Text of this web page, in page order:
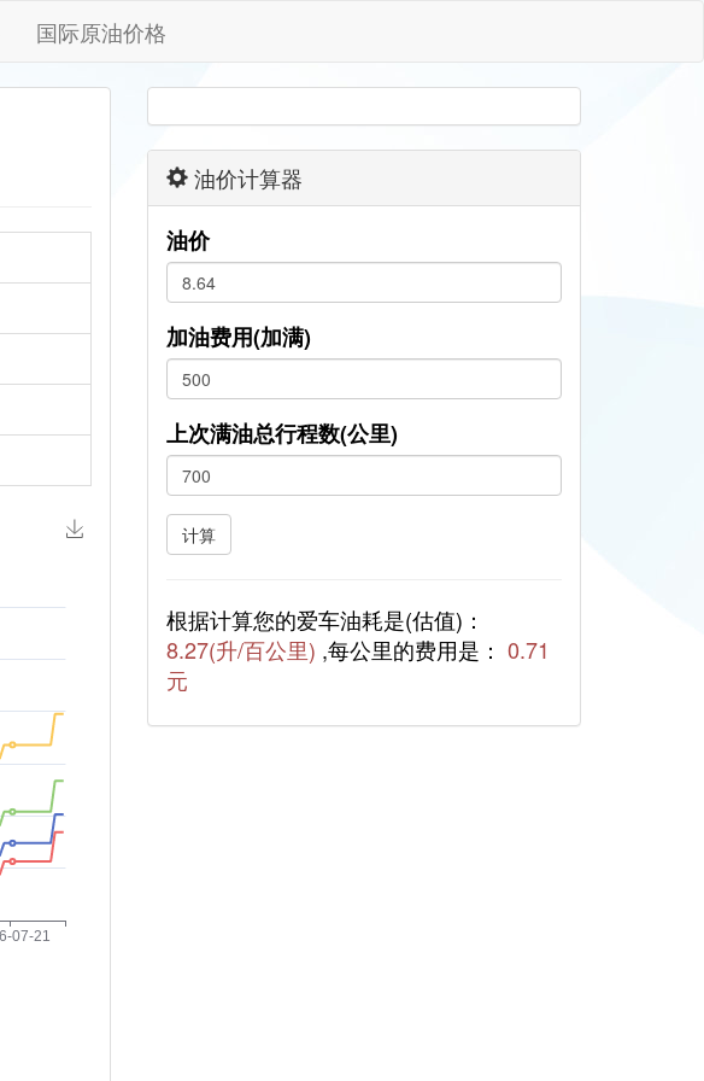
国际原油价格
油价计算器
油价
加油费用(加满)
上次满油总行程数(公里)
计算
根据计算您的爱车油耗是(估值)：
8.27(升/百公里) ,每公里的费用是： 0.71
元